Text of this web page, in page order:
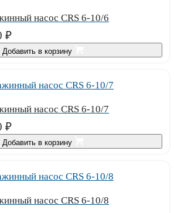
насос CRS 6-10/6
₽
Добавить в корзину
насос CRS 6-10/7
₽
Добавить в корзину
насос CRS 6-10/8